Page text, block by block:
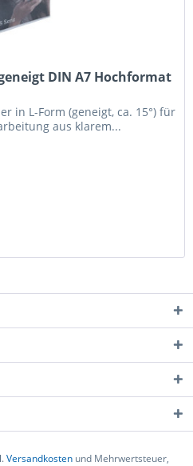
DIN A7 Hochformat
in L-Form (geneigt, ca. 15°) für
aus klarem...
Versandkosten und Mehrwertsteuer,